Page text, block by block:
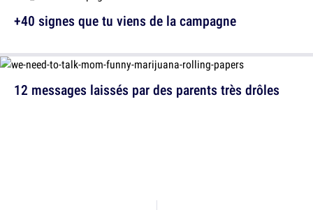
12 messages laissés par des parents très drôles
+40 signes que tu viens de la campagne